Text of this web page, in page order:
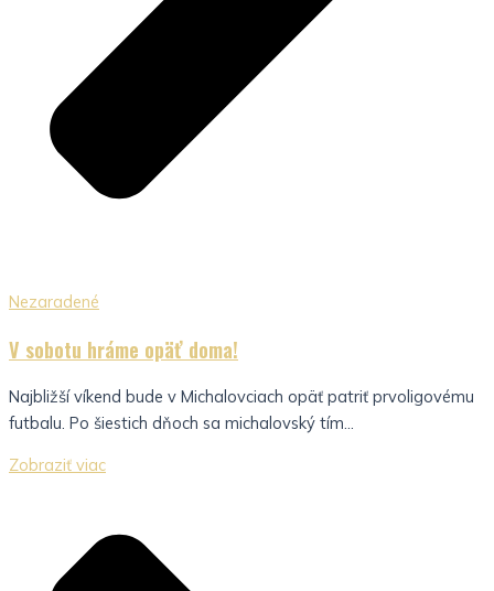
Nezaradené
V sobotu hráme opäť doma!
Najbližší víkend bude v Michalovciach opäť patriť prvoligovému
futbalu. Po šiestich dňoch sa michalovský tím...
Zobraziť viac